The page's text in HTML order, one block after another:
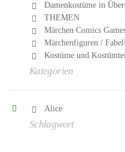
Damenkostüme in
THEMEN
Märchen Comics
Märchenfiguren /
Kostüme und
Kategorien
Alice
Schlagwort